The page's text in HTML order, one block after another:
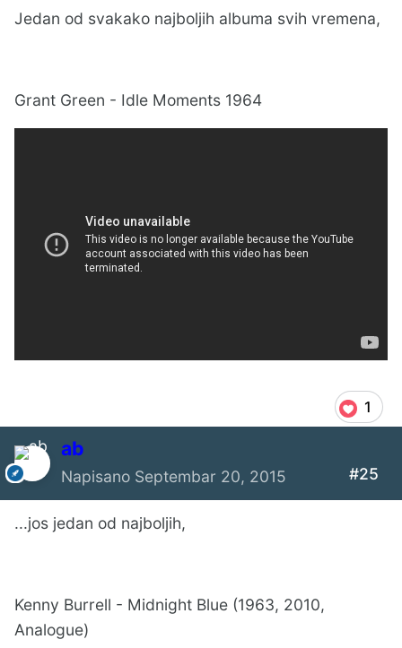
Jedan od svakako najboljih albuma svih vremena,
Grant Green - Idle Moments 1964
1
ab
Napisano Septembar 20, 2015 #25
...jos jedan od najboljih,
Kenny Burrell - Midnight Blue (1963, 2010,
Analogue)